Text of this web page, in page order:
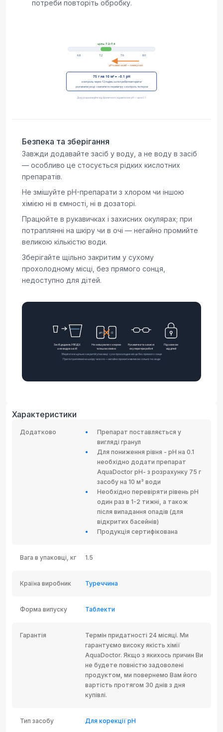
потреби повторіть обробку.
Безпека та зберігання
Завжди додавайте засіб у воду, а не воду в засіб
— особливо це стосується рідких кислотних
препаратів.
Не змішуйте pH-препарати з хлором чи іншою
хімією ні в ємності, ні в дозаторі.
Працюйте в рукавичках і захисних окулярах; при
потраплянні на шкіру чи в очі — негайно промийте
великою кількістю води.
Зберігайте щільно закритим у сухому
прохолодному місці, без прямого сонця,
недоступно для дітей.
Характеристики
Додатково
Препарат поставляється у
вигляді гранул
Для пониження рівня - pH на 0.1
необхідно додати препарат
AquaDoctor рН- з розрахунку 75 г
засобу на 10 м³ води
Необхідно перевіряти рівень рН
один раз в 1-2 тижні, а також
після випадання опадів (для
відкритих басейнів)
Продукція сертифікована
Вага в упаковці, кг 1.5
Країна виробник Туреччина
Форма випуску Таблекти
Гарантія
Термін придатності 24 місяці. Ми
гарантуємо високу якість хімії
AquaDoctor. Якщо з якихось причин Ви
не будете повністю задоволені
продуктом, ми повернемо Вам його
вартість протягом 30 днів з дня
купівлі.
Тип засобу Для корекції рH